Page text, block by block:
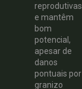
reprodutivas
e mantêm
bom
potencial,
apesar de
danos
pontuais por
granizo